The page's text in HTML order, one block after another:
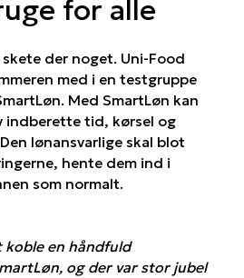
for alle
der noget. Uni-Food
med i en testgruppe
Med SmartLøn kan
indberette tid, kørsel og
lønansvarlige skal blot
hente dem ind i
som normalt.
koble en håndfuld
og der var stor jubel